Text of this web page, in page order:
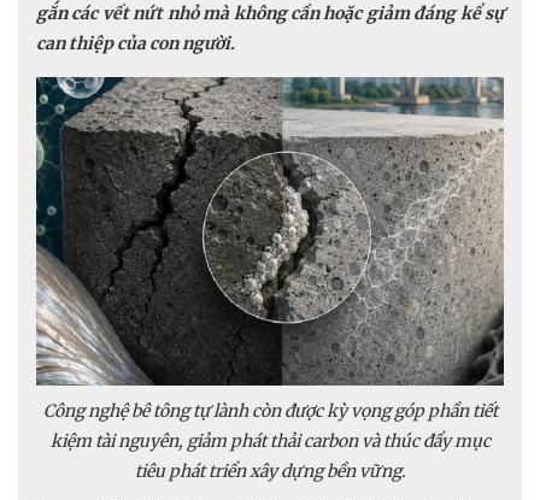
gắn các vết nứt nhỏ mà không cần hoặc giảm đáng kể sự
can thiệp của con người.
Công nghệ bê tông tự lành còn được kỳ vọng góp phần tiết
kiệm tài nguyên, giảm phát thải carbon và thúc đẩy mục
tiêu phát triển xây dựng bền vững.